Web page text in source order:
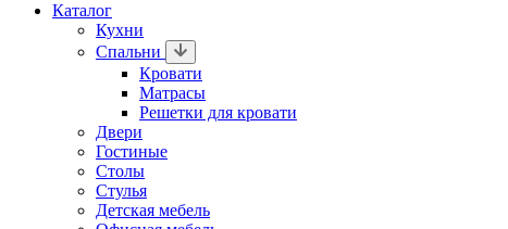
Каталог
Кухни
Спальни
Кровати
Матрасы
Решетки для кровати
Двери
Гостиные
Столы
Стулья
Детская мебель